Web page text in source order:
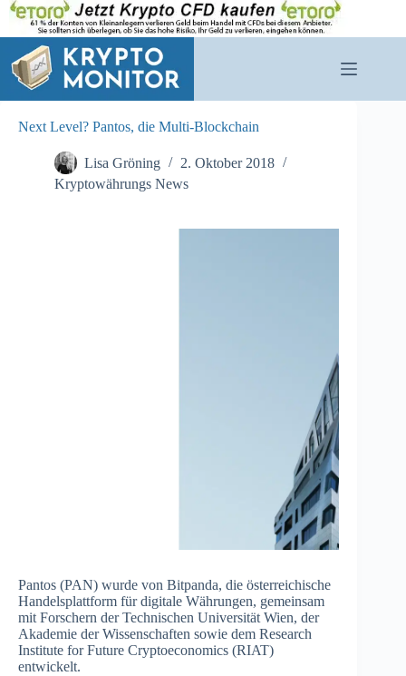
Zum
Inhalt
springen
Next Level? Pantos, die Multi-Blockchain
Lisa Gröning
2. Oktober 2018
Kryptowährungs News
Pantos (PAN) wurde von Bitpanda, die österreichische
Handelsplattform für digitale Währungen, gemeinsam
mit Forschern der Technischen Universität Wien, der
Akademie der Wissenschaften sowie dem Research
Institute for Future Cryptoeconomics (RIAT)
entwickelt.